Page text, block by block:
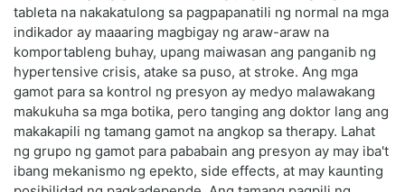
tableta na nakakatulong sa pagpapanatili ng normal na mga
indikador ay maaaring magbigay ng araw-araw na
komportableng buhay, upang maiwasan ang panganib ng
hypertensive crisis, atake sa puso, at stroke. Ang mga
gamot para sa kontrol ng presyon ay medyo malawakang
makukuha sa mga botika, pero tanging ang doktor lang ang
makakapili ng tamang gamot na angkop sa therapy. Lahat
ng grupo ng gamot para pababain ang presyon ay may iba't
ibang mekanismo ng epekto, side effects, at may kaunting